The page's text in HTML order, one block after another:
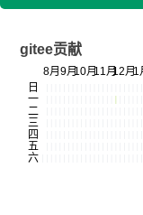
gitee贡献